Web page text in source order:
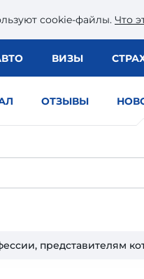
сookie-файлы. Что
ВИЗЫ
ОТЗЫВЫ
представителям